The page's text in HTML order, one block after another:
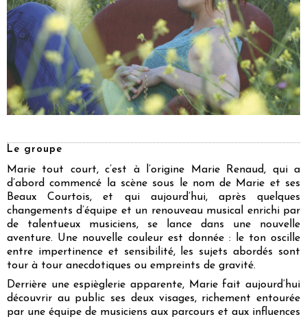
Le groupe
Marie tout court, c’est à l’origine Marie Renaud, qui a
d’abord commencé la scène sous le nom de Marie et ses
Beaux Courtois, et qui aujourd’hui, après quelques
changements d’équipe et un renouveau musical enrichi par
de talentueux musiciens, se lance dans une nouvelle
aventure. Une nouvelle couleur est donnée : le ton oscille
entre impertinence et sensibilité, les sujets abordés sont
tour à tour anecdotiques ou empreints de gravité.
Derrière une espièglerie apparente, Marie fait aujourd’hui
découvrir au public ses deux visages, richement entourée
par une équipe de musiciens aux parcours et aux influences